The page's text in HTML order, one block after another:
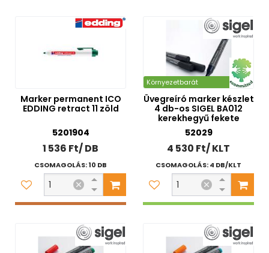
Marker permanent ICO
EDDING retract 11 zöld
5201904
1 536 Ft/ DB
CSOMAGOLÁS: 10 DB
Környezetbarát
Üvegreíró marker készlet
4 db-os SIGEL BA012
kerekhegyű fekete
52029
4 530 Ft/ KLT
CSOMAGOLÁS: 4 DB/KLT